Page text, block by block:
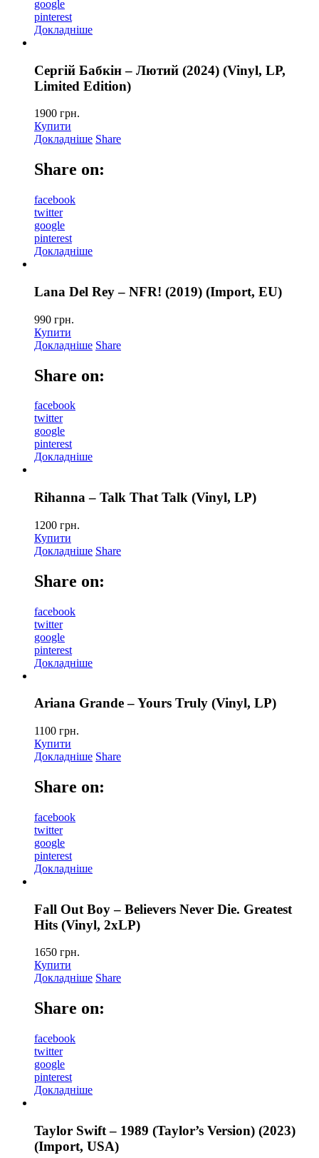
google
pinterest
Докладніше
Сергій Бабкін – Лютий (2024) (Vinyl, LP,
Limited Edition)
1900 грн.
Купити
Докладніше Share
Share on:
facebook
twitter
google
pinterest
Докладніше
Lana Del Rey – NFR! (2019) (Import, EU)
990 грн.
Купити
Докладніше Share
Share on:
facebook
twitter
google
pinterest
Докладніше
Rihanna – Talk That Talk (Vinyl, LP)
1200 грн.
Купити
Докладніше Share
Share on:
facebook
twitter
google
pinterest
Докладніше
Ariana Grande – Yours Truly (Vinyl, LP)
1100 грн.
Купити
Докладніше Share
Share on:
facebook
twitter
google
pinterest
Докладніше
Fall Out Boy – Believers Never Die. Greatest
Hits (Vinyl, 2xLP)
1650 грн.
Купити
Докладніше Share
Share on:
facebook
twitter
google
pinterest
Докладніше
Taylor Swift – 1989 (Taylor’s Version) (2023)
(Import, USA)